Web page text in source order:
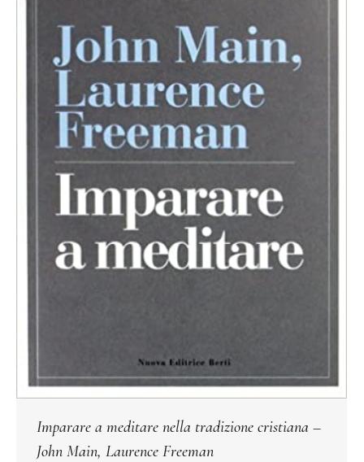
Imparare a meditare nella tradizione cristiana –
John Main, Laurence Freeman